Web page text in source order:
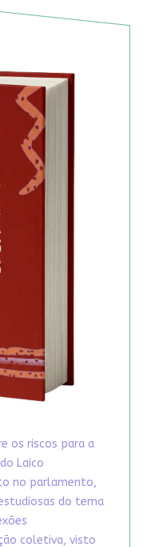
os riscos para a
Laico
no parlamento,
do tema
coletiva, visto